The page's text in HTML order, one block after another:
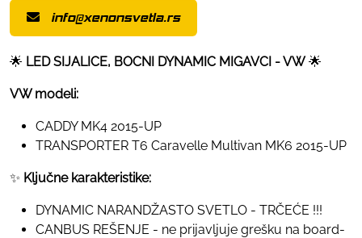
info@xenonsvetla.rs
🌟 LED SIJALICE, BOCNI DYNAMIC MIGAVCI - VW🌟
VW modeli:
CADDY MK4 2015-UP
TRANSPORTER T6 Caravelle Multivan MK6 2015-UP
✨ Ključne karakteristike:
DYNAMIC NARANDŽASTO SVETLO - TRČEĆE !!!
CANBUS REŠENJE - ne prijavljuje grešku na board-